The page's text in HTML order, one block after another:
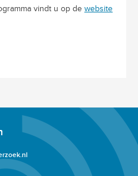
vindt u op de website